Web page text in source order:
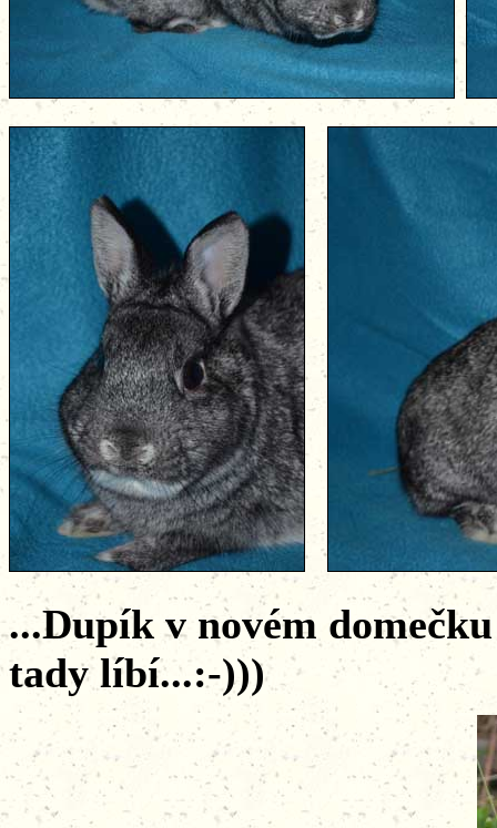
...Dupík v novém
tady líbí...:-)))